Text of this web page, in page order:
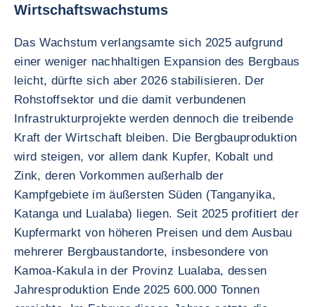
Wirtschaftswachstums
Das Wachstum verlangsamte sich 2025 aufgrund
einer weniger nachhaltigen Expansion des Bergbaus
leicht, dürfte sich aber 2026 stabilisieren. Der
Rohstoffsektor und die damit verbundenen
Infrastrukturprojekte werden dennoch die treibende
Kraft der Wirtschaft bleiben. Die Bergbauproduktion
wird steigen, vor allem dank Kupfer, Kobalt und
Zink, deren Vorkommen außerhalb der
Kampfgebiete im äußersten Süden (Tanganyika,
Katanga und Lualaba) liegen. Seit 2025 profitiert der
Kupfermarkt von höheren Preisen und dem Ausbau
mehrerer Bergbaustandorte, insbesondere von
Kamoa-Kakula in der Provinz Lualaba, dessen
Jahresproduktion Ende 2025 600.000 Tonnen